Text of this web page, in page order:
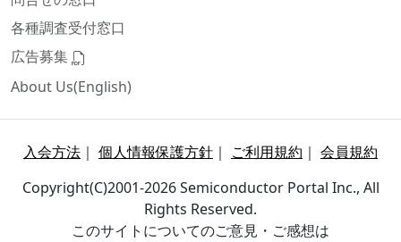
各種調査受付窓口
広告募集
About Us(English)
入会方法 ｜ 個人情報保護方針 ｜ ご利用規約 ｜ 会員規約
Copyright(C)2001-2026 Semiconductor Portal Inc., All
Rights Reserved.
このサイトについてのご意見・ご感想は